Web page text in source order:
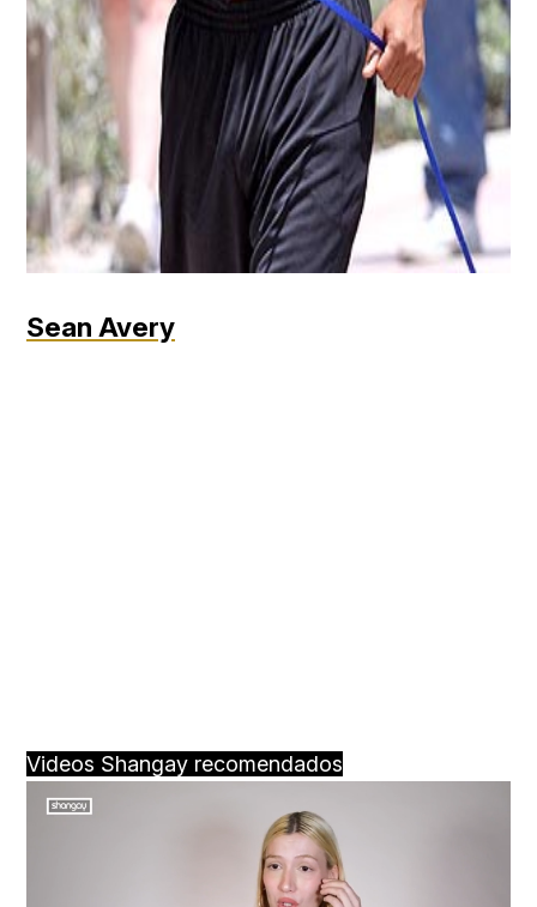
Sean Avery
Videos Shangay recomendados